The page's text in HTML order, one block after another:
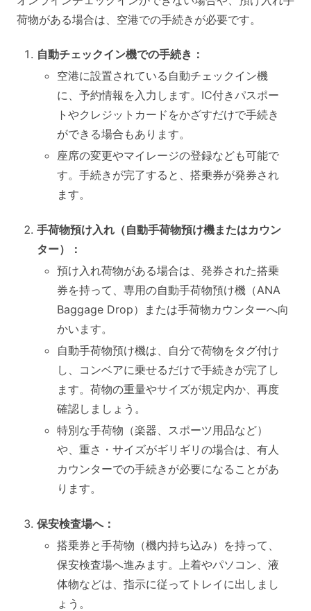
荷物がある場合は、空港での手続きが必要です。
自動チェックイン機での手続き：
空港に設置されている自動チェックイン機
に、予約情報を入力します。IC付きパスポー
トやクレジットカードをかざすだけで手続き
ができる場合もあります。
座席の変更やマイレージの登録なども可能で
す。手続きが完了すると、搭乗券が発券され
ます。
手荷物預け入れ（自動手荷物預け機またはカウン
ター）：
預け入れ荷物がある場合は、発券された搭乗
券を持って、専用の自動手荷物預け機（ANA
Baggage Drop）または手荷物カウンターへ向
かいます。
自動手荷物預け機は、自分で荷物をタグ付け
し、コンベアに乗せるだけで手続きが完了し
ます。荷物の重量やサイズが規定内か、再度
確認しましょう。
特別な手荷物（楽器、スポーツ用品など）
や、重さ・サイズがギリギリの場合は、有人
カウンターでの手続きが必要になることがあ
ります。
保安検査場へ：
搭乗券と手荷物（機内持ち込み）を持って、
保安検査場へ進みます。上着やパソコン、液
体物などは、指示に従ってトレイに出しまし
ょう。